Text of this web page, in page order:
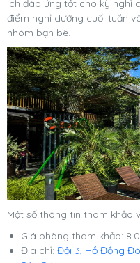
ích đáp ứng tốt cho kỳ nghỉ
điểm nghỉ dưỡng cuối tuần
nhóm bạn bè.
Một số thông tin tham khảo
Giá phòng tham khảo:
Địa chỉ: Đội 3, Hồ Đồng